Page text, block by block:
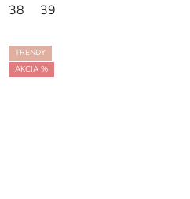
38 39
TRENDY
AKCIA %